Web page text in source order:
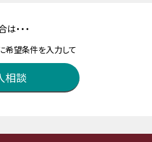
・・・
希望条件を入力して
相談